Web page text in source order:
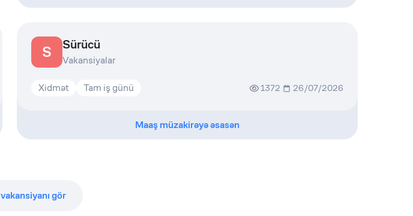
S Sürücü
Vakansiyalar
Xidmət Tam iş günü 1372 26/07/2026
Maaş müzakirəyə əsasən
vakansiyanı gör